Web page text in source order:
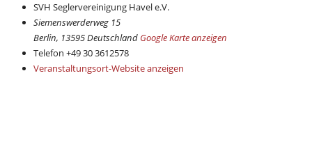
SVH Seglervereinigung Havel e.V.
Siemenswerderweg 15
Berlin, 13595Deutschland Google Karte anzeigen
Telefon +49 30 3612578
Veranstaltungsort-Website anzeigen